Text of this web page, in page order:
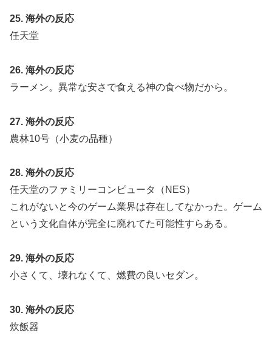
25. 海外の反応
任天堂
26. 海外の反応
ラーメン。異常な安さで食える神の食べ物だから。
27. 海外の反応
農林10号（小麦の品種）
28. 海外の反応
任天堂のファミリーコンピュータ（NES）
これがないと今のゲーム業界は存在してなかった。ゲーム
という文化自体が完全に廃れてた可能性すらある。
29. 海外の反応
小さくて、壊れなくて、燃費の良いセダン。
30. 海外の反応
炊飯器